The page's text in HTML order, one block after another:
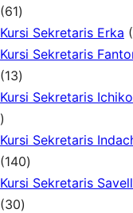
d
u
k
P
r
d
k
616
1
P
r
o
u
k
Kursi Sekretaris Erka
Kursi Sekretaris
131
3
r
o
d
u
Kursi Sekretaris Ichiko
1
2
P
r
o
Kursi Sekretaris
1401
4
Kursi Sekretaris
303